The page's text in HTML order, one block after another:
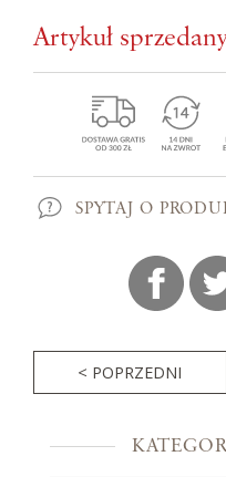
Artykuł
SPYTAJ O
< POPRZEDNI